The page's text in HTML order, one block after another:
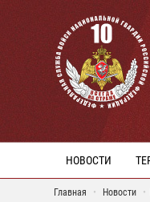
НОВОСТИ
Главная Новости